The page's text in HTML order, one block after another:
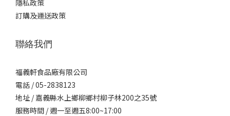
隱私政策
訂購及運送政策
聯絡我們
福義軒食品廠有限公司
電話 / 05-2838123
地址 / 嘉義縣水上鄉柳鄉村柳子林200之35號
服務時間 / 週一至週五8:00~17:00